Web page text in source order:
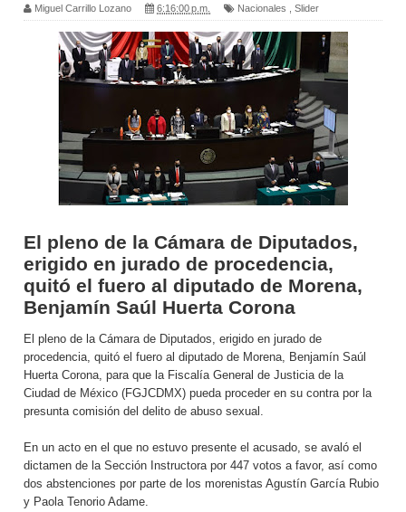
Miguel Carrillo Lozano 6:16:00 p.m. Nacionales Slider
El pleno de la Cámara de Diputados,
erigido en jurado de procedencia,
quitó el fuero al diputado de Morena,
Benjamín Saúl Huerta Corona
El pleno de la Cámara de Diputados, erigido en jurado de
procedencia, quitó el fuero al diputado de Morena, Benjamín Saúl
Huerta Corona, para que la Fiscalía General de Justicia de la
Ciudad de México (FGJCDMX) pueda proceder en su contra por la
presunta comisión del delito de abuso sexual.
En un acto en el que no estuvo presente el acusado, se avaló el
dictamen de la Sección Instructora por 447 votos a favor, así como
dos abstenciones por parte de los morenistas Agustín García Rubio
y Paola Tenorio Adame.